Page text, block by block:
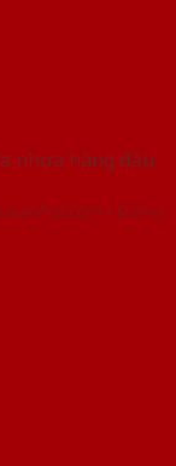
nhựa hàng đầu
| Đơn vị